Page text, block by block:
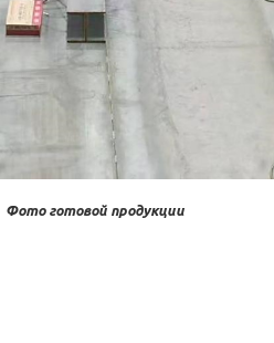
Фото готовой продукции